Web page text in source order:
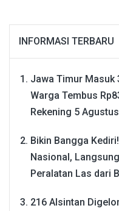
INFORMASI TERBARU
Jawa Timur Masuk
Warga Tembus
Rekening 5
Bikin Bangga
Nasional,
Peralatan Las dari
216 Alsintan